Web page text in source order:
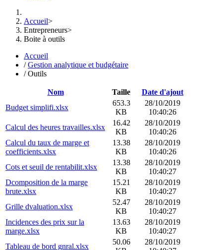
Accueil>
Entrepreneurs>
Boite à outils
Accueil
/ Gestion analytique et budgétaire
/Outils
Nom Taille
Date d'ajout
Budget simplifi.xlsx
653.3
KB
28/10/2019
10:40:26
Calcul des heures travailles.xlsx
16.42
KB
28/10/2019
10:40:26
Calcul du taux de marge et
coefficients.xlsx
13.38
KB
28/10/2019
10:40:26
Cots et seuil de rentabilit.xlsx
13.38
KB
28/10/2019
10:40:27
Dcomposition de la marge
brute.xlsx
15.21
KB
28/10/2019
10:40:27
Grille dvaluation.xlsx
52.47
KB
28/10/2019
10:40:27
Incidences des prix sur la
marge.xlsx
13.63
KB
28/10/2019
10:40:27
Tableau de bord gnral.xlsx
50.06
28/10/2019